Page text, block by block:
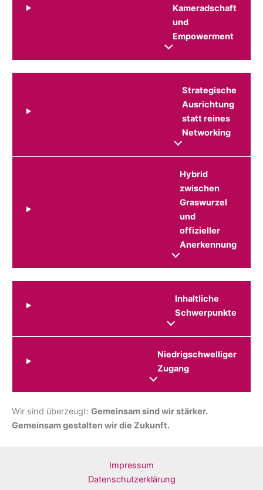
Kameradschaft
und
Empowerment
Strategische
Ausrichtung
statt reines
Networking
Hybrid
zwischen
Graswurzel
und
offizieller
Anerkennung
Inhaltliche
Schwerpunkte
Niedrigschwelliger
Zugang
Wir sind überzeugt: Gemeinsam sind wir stärker.
Gemeinsam gestalten wir die Zukunft.
Impressum
Datenschutzerklärung